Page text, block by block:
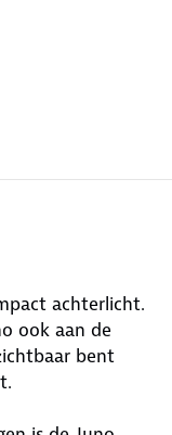
achterlicht.
ook aan de
bent